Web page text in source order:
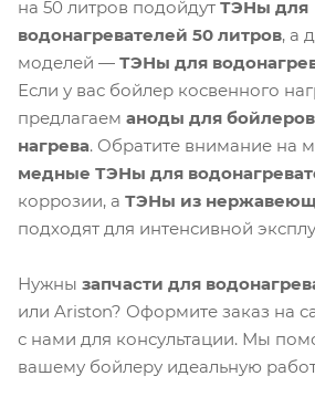
на 50 литров подойдут ТЭНы для
водонагревателей 50 литров, а
моделей — ТЭНы для
Если у вас бойлер косвенного
предлагаем аноды для
нагрева. Обратите внимание на
медные ТЭНы для
коррозии, а ТЭНы из
подходят для интенсивной
Нужны запчасти для
или Ariston? Оформите заказ на
с нами для консультации. Мы
вашему бойлеру идеальную